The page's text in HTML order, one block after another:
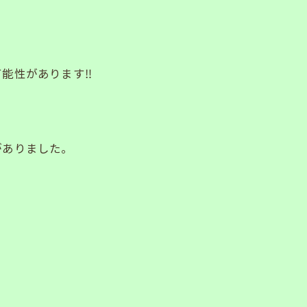
性があります‼️
りました。